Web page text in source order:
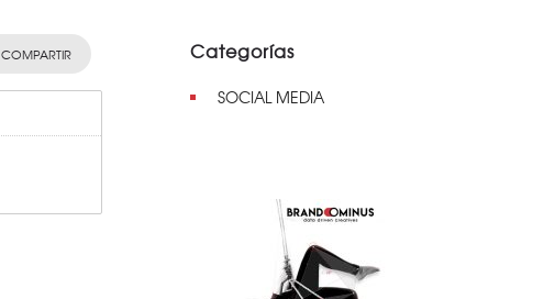
COMPARTIR Categorías
SOCIAL MEDIA